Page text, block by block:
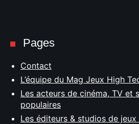
Pages
Contact
L’équipe du Mag Jeux High
Les acteurs de cinéma, TV et
populaires
Les éditeurs & studios de